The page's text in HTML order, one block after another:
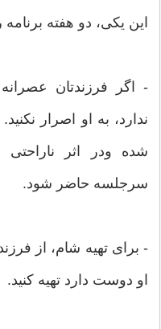
این یكی، دو هفته
- اگر فرزندتان
ندارد، به او اصرار
شده ودر اثر ناراحتی
سرجلسه حاضر شود.
- برای تهیه شام، از
او دوست دارد تهیه كنید.